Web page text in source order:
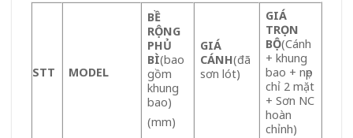
STT MODEL
BỀ
RỘNG
PHỦ
BÌ(bao
gồm
khung
bao)
(mm)
GIÁ
CÁNH(đã
sơn lót)
GIÁ
TRỌN
BỘ(Cánh
+ khung
bao + nẹp
chỉ 2 mặt
+ Sơn NC
hoàn
chỉnh)